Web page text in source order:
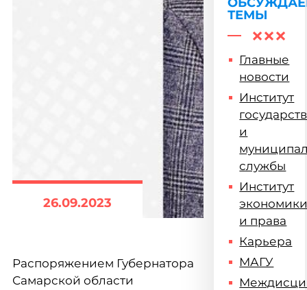
26.09.2023
Распоряжением Губернатора
Самарской области
ТЕМЫ
Главные
новости
Институт
и
службы
Институт
и права
Карьера
МАГУ